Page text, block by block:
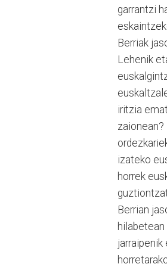
garrantzi
Berriak
Lehenik
iritzia
zaionean?
izateko
horrek
Berrian